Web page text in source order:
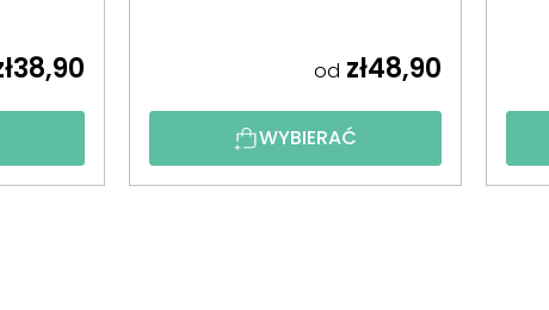
od zł48,90
WYBIERAĆ